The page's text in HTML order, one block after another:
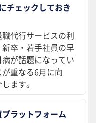
チェックしておき
代行サービスの利
卒・若手社員の早
が話題になってい
重なる6月に向
ます。
ラットフォーム